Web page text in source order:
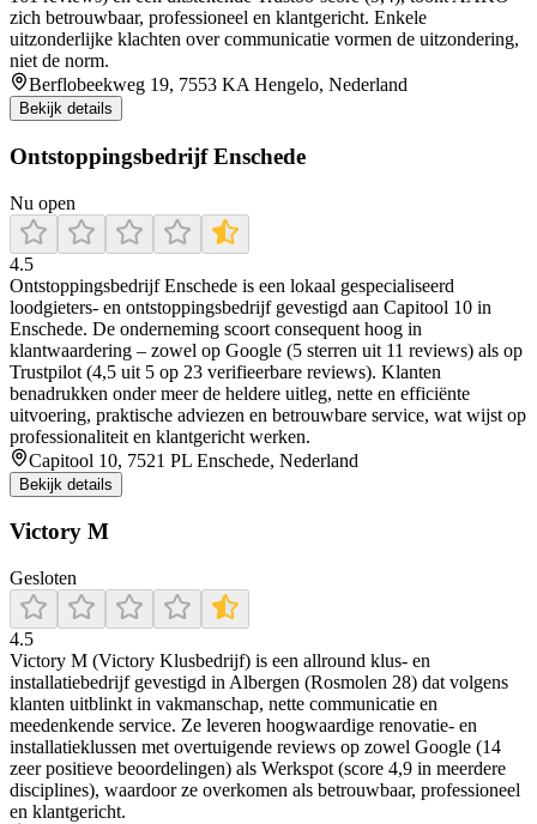
zich betrouwbaar, professioneel en klantgericht. Enkele
uitzonderlijke klachten over communicatie vormen de uitzondering,
niet de norm.
Berflobeekweg 19, 7553 KA Hengelo, Nederland
Bekijk details
Ontstoppingsbedrijf Enschede
Nu open
4.5
Ontstoppingsbedrijf Enschede is een lokaal gespecialiseerd
loodgieters- en ontstoppingsbedrijf gevestigd aan Capitool 10 in
Enschede. De onderneming scoort consequent hoog in
klantwaardering – zowel op Google (5 sterren uit 11 reviews) als op
Trustpilot (4,5 uit 5 op 23 verifieerbare reviews). Klanten
benadrukken onder meer de heldere uitleg, nette en efficiënte
uitvoering, praktische adviezen en betrouwbare service, wat wijst op
professionaliteit en klantgericht werken.
Capitool 10, 7521 PL Enschede, Nederland
Bekijk details
Victory M
Gesloten
4.5
Victory M (Victory Klusbedrijf) is een allround klus- en
installatiebedrijf gevestigd in Albergen (Rosmolen 28) dat volgens
klanten uitblinkt in vakmanschap, nette communicatie en
meedenkende service. Ze leveren hoogwaardige renovatie- en
installatieklussen met overtuigende reviews op zowel Google (14
zeer positieve beoordelingen) als Werkspot (score 4,9 in meerdere
disciplines), waardoor ze overkomen als betrouwbaar, professioneel
en klantgericht.